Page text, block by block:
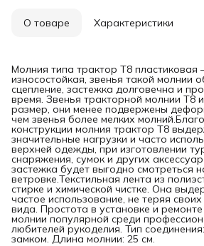
О товаре Характеристики
Молния типа трактор Т8 пластиковая
износостойкая, звенья такой молнии
сцепление, застежка долговечна и
время. Звенья тракторной молнии Т8
размер, они менее подвержены
чем звенья более мелких
конструкции молния трактор Т8
значительные нагрузки и часто
верхней одежды, при изготовлении
снаряжения, сумок и других
застежка будет выгодно смотреться
ветровке.Текстильная лента из
стирке и химической чистке. Она
частое использование, не теряя
вида. Простота в установке и
молнии популярной среди
любителей рукоделия. Тип
замком. Длина молнии: 25 см.